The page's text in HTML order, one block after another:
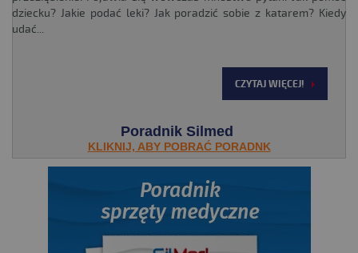
dziecku? Jakie podać leki? Jak poradzić sobie z katarem? Kiedy
udać...
CZYTAJ WIĘCEJ!
Poradnik Silmed
KLIKNIJ, ABY POBRAĆ PORADNK